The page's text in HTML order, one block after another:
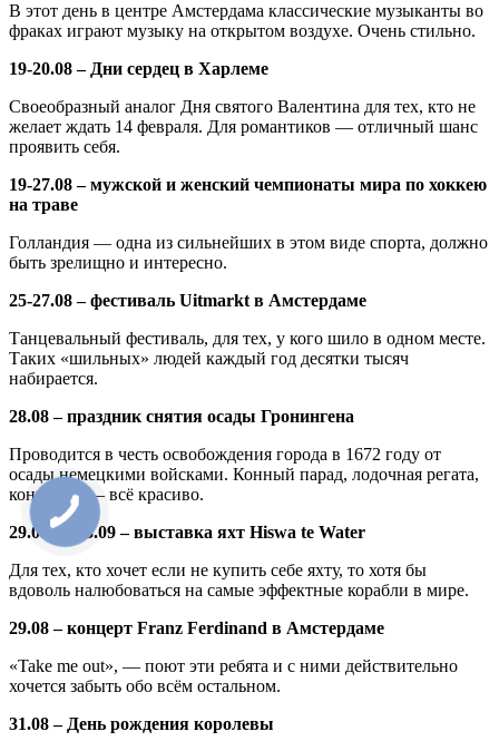
В этот день в центре Амстердама классические музыканты во
фраках играют музыку на открытом воздухе. Очень стильно.
19-20.08 – Дни сердец в Харлеме
Своеобразный аналог Дня святого Валентина для тех, кто не
желает ждать 14 февраля. Для романтиков — отличный шанс
проявить себя.
19-27.08 – мужской и женский чемпионаты мира по хоккею
на траве
Голландия — одна из сильнейших в этом виде спорта, должно
быть зрелищно и интересно.
25-27.08 – фестиваль Uitmarkt в Амстердаме
Танцевальный фестиваль, для тех, у кого шило в одном месте.
Таких «шильных» людей каждый год десятки тысяч
набирается.
28.08 – праздник снятия осады Гронингена
Проводится в честь освобождения города в 1672 году от
осады немецкими войсками. Конный парад, лодочная регата,
концерты — всё красиво.
29.08 — 03.09 – выставка яхт Hiswa te Water
Для тех, кто хочет если не купить себе яхту, то хотя бы
вдоволь налюбоваться на самые эффектные корабли в мире.
29.08 – концерт Franz Ferdinand в Амстердаме
«Take me out», — поют эти ребята и с ними действительно
хочется забыть обо всём остальном.
31.08 – День рождения королевы